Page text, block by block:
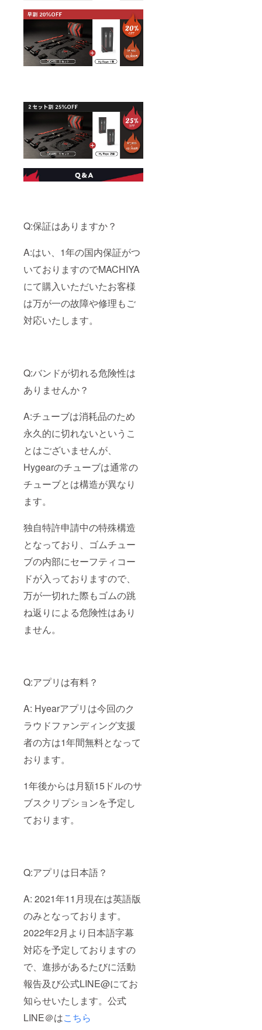
Q:保証はありますか？
A:はい、1年の国内保証がつ
いておりますのでMACHIYA
にて購入いただいたお客様
は万が一の故障や修理もご
対応いたします。
Q:バンドが切れる危険性は
ありませんか？
A:チューブは消耗品のため
永久的に切れないというこ
とはございませんが、
Hygearのチューブは通常の
チューブとは構造が異なり
ます。
独自特許申請中の特殊構造
となっており、ゴムチュー
ブの内部にセーフティコー
ドが入っておりますので、
万が一切れた際もゴムの跳
ね返りによる危険性はあり
ません。
Q:アプリは有料？
A: Hyearアプリは今回のク
ラウドファンディング支援
者の方は1年間無料となって
おります。
1年後からは月額15ドルのサ
ブスクリプションを予定し
ております。
Q:アプリは日本語？
A: 2021年11月現在は英語版
のみとなっております。
2022年2月より日本語字幕
対応を予定しておりますの
で、進捗があるたびに活動
報告及び公式LINE@にてお
知らせいたします。公式
LINE＠はこちら